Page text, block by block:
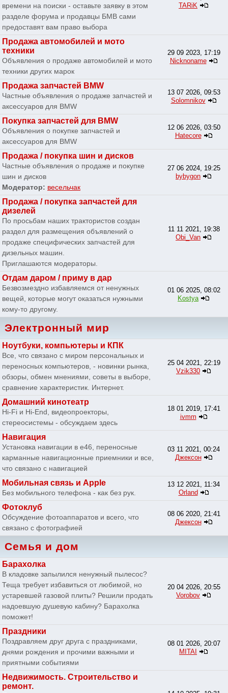
времени на поиски - оставьте заявку в этом
разделе форума и продавцы БМВ сами
предоставят вам право выбора
TARiK
Продажа автомобилей и мото
техники
Объявления о продаже автомобилей и мото
техники других марок
29 09 2023, 17:19
Nicknoname
Продажа запчастей BMW
Частные объявления о продаже запчастей и
аксессуаров для BMW
13 07 2026, 09:53
Solomnikov
Покупка запчастей для BMW
Объявления о покупке запчастей и
аксессуаров для BMW
12 06 2026, 03:50
Hatecore
Продажа / покупка шин и дисков
Частные объявления о продаже и покупке
шин и дисков
Модератор: весельчак
27 06 2024, 19:25
bybygon
Продажа / покупка запчастей для
дизелей
По просьбам наших трактористов создан
раздел для размещения объявлений о
продаже специфических запчастей для
дизельных машин.
Приглашаются модераторы.
11 11 2021, 19:38
Obi_Van
Отдам даром / приму в дар
Безвозмездно избавляемся от ненужных
вещей, которые могут оказаться нужными
кому-то другому.
01 06 2025, 08:02
Kostya
Электронный мир
Ноутбуки, компьютеры и КПК
Все, что связано с миром персональных и
переносных компьютеров, - новинки рынка,
обзоры, обмен мнениями, советы в выборе,
сравнение характеристик. Интернет.
25 04 2021, 22:19
Vzik330
Домашний кинотеатр
Hi-Fi и Hi-End, видеопроекторы,
стереосистемы - обсуждаем здесь
18 01 2019, 17:41
ivmm
Навигация
Установка навигации в e46, переносные
карманные навигационные приемники и все,
что связано с навигацией
03 11 2021, 00:24
Джексон
Мобильная связь и Apple
Без мобильного телефона - как без рук.
13 12 2021, 11:34
Orland
Фотоклуб
Обсуждение фотоаппаратов и всего, что
связано с фотографией
08 06 2020, 21:41
Джексон
Семья и дом
Барахолка
В кладовке запылился ненужный пылесос?
Теща требует избавиться от любимой, но
устаревшей газовой плиты? Решили продать
надоевшую душевую кабину? Барахолка
поможет!
20 04 2026, 20:55
Vorobov
Праздники
Поздравляем друг друга с праздниками,
днями рождения и прочими важными и
приятными событиями
08 01 2026, 20:07
MITAI
Недвижимость. Строительство и
ремонт.